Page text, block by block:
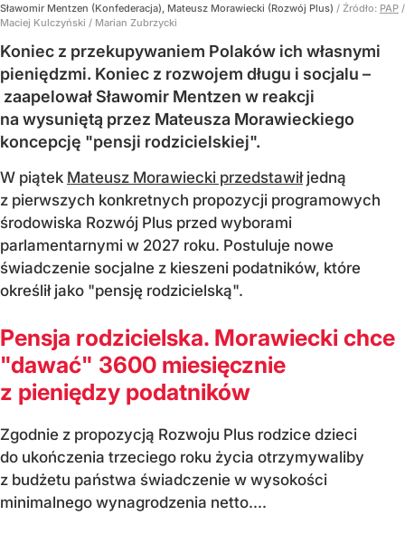
Sławomir Mentzen (Konfederacja), Mateusz Morawiecki (Rozwój Plus) / Źródło: PAP /
Maciej Kulczyński / Marian Zubrzycki
Koniec z przekupywaniem Polaków ich własnymi
pieniędzmi. Koniec z rozwojem długu i socjalu –
zaapelował Sławomir Mentzen w reakcji
na wysuniętą przez Mateusza Morawieckiego
koncepcję "pensji rodzicielskiej".
W piątek Mateusz Morawiecki przedstawiłjedną
z pierwszych konkretnych propozycji programowych
środowiska Rozwój Plus przed wyborami
parlamentarnymi w 2027 roku. Postuluje nowe
świadczenie socjalne z kieszeni podatników, które
określił jako "pensję rodzicielską".
Pensja rodzicielska. Morawiecki chce
"dawać" 3600 miesięcznie
z pieniędzy podatników
Zgodnie z propozycją Rozwoju Plus rodzice dzieci
do ukończenia trzeciego roku życia otrzymywaliby
z budżetu państwa świadczenie w wysokości
minimalnego wynagrodzenia netto....